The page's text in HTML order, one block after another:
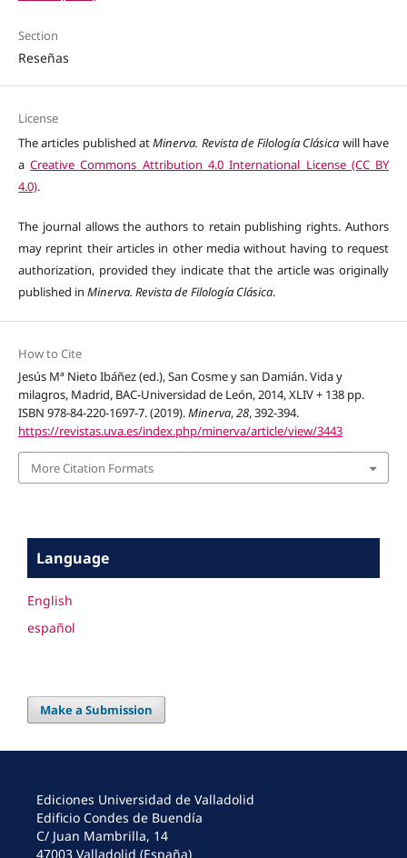
Section
Reseñas
License
The articles published atMinerva. Revista de Filología Clásica will have
aCreative Commons Attribution 4.0 International License (CC BY
4.0).
The journal allows the authors to retain publishing rights. Authors
may reprint their articles in other media without having to request
authorization, provided they indicate that the article was originally
published in Minerva. Revista de Filología Clásica.
How to Cite
Jesús Mª Nieto Ibáñez (ed.), San Cosme y san Damián. Vida y
milagros, Madrid, BAC-Universidad de León, 2014, XLIV + 138 pp.
ISBN 978-84-220-1697-7. (2019).Minerva,28, 392-394.
https://revistas.uva.es/index.php/minerva/article/view/3443
More Citation Formats
Language
English
español
Make a Submission
Ediciones Universidad de Valladolid
Edificio Condes de Buendía
C/ Juan Mambrilla, 14
47003 Valladolid (España)